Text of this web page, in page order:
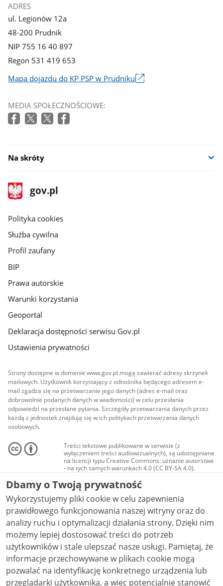
ADRES
ul. Legionów 12a
48-200 Prudnik
NIP 755 16 40 897
Regon 531 419 653
Mapa dojazdu do KP PSP w Prudniku
się
w
MEDIA SPOŁECZNOŚCIOWE:
Na skróty
stopka
gov.pl
Strona
gov.pl
gov.pl
Polityka cookies
Służba cywilna
Profil zaufany
BIP
Prawa autorskie
Warunki korzystania
Geoportal
Deklaracja dostępności serwisu Gov.pl
Ustawienia prywatności
Strony dostępne w domenie www.gov.pl mogą zawierać adresy skrzynek
mailowych. Użytkownik korzystający z odnośnika będącego adresem e-
mail zgadza się na przetwarzanie jego danych (adres e-mail oraz
dobrowolnie podanych danych w wiadomości) w celu przesłania
odpowiedzi na przesłane pytania. Szczegóły przetwarzania danych przez
każdą z jednostek znajdują się w ich politykach przetwarzania danych
osobowych.
Treści tekstowe publikowane w serwisie (z
wyłączeniem treści audiowizualnych), są udostępniane
na licencji typu Creative Commons: uznanie autorstwa
- na tych samych warunkach 4.0 (CC BY-SA 4.0).
Materiały audiowizualne, w tym zdjęcia, materiały
audio i wideo, są udostępniane na licencji typu
Creative Commons: uznanie autorstwa użycie
niekomercyjne - bez utworów zależnych 4.0 (CC BY-
NC-ND 4.0), o ile nie jest to stwierdzone inaczej.
Dbamy o Twoją prywatność
Wykorzystujemy pliki cookie w celu zapewnienia
prawidłowego funkcjonowania naszej witryny oraz do
analizy ruchu i optymalizacji działania strony. Dzięki nim
możemy lepiej dostosować treści do potrzeb
użytkowników i stale ulepszać nasze usługi. Pamiętaj, że
informacje przechowywane w plikach cookie mogą
pozwalać na identyfikację konkretnego urządzenia lub
przeglądarki użytkownika, a więc potencjalnie stanowić